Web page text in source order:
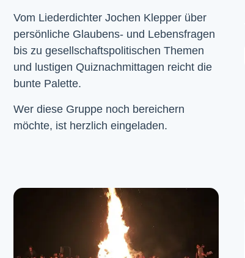
Vom Liederdichter Jochen Klepper über
persönliche Glaubens- und Lebensfragen
bis zu gesellschaftspolitischen Themen
und lustigen Quiznachmittagen reicht die
bunte Palette.
Wer diese Gruppe noch bereichern
möchte, ist herzlich eingeladen.